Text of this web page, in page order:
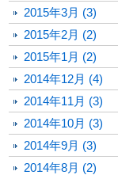
2015年3月 (3)
2015年2月 (2)
2015年1月 (2)
2014年12月 (4)
2014年11月 (3)
2014年10月 (3)
2014年9月 (3)
2014年8月 (2)